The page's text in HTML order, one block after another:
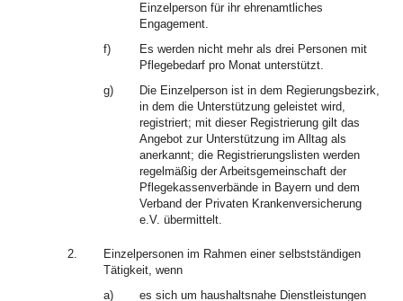
Einzelperson für ihr ehrenamtliches
Engagement.
f)
Es werden nicht mehr als drei Personen mit
Pflegebedarf pro Monat unterstützt.
g)
Die Einzelperson ist in dem Regierungsbezirk,
in dem die Unterstützung geleistet wird,
registriert; mit dieser Registrierung gilt das
Angebot zur Unterstützung im Alltag als
anerkannt; die Registrierungslisten werden
regelmäßig der Arbeitsgemeinschaft der
Pflegekassenverbände in Bayern und dem
Verband der Privaten Krankenversicherung
e.V. übermittelt.
2.
Einzelpersonen im Rahmen einer selbstständigen
Tätigkeit, wenn
a)
es sich um haushaltsnahe Dienstleistungen